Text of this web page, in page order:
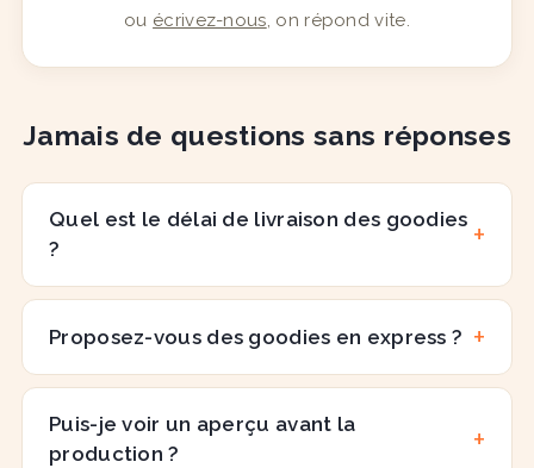
ou écrivez-nous, on répond vite.
Jamais de questions sans réponses
Quel est le délai de livraison des goodies
?
Proposez-vous des goodies en express ?
Puis-je voir un aperçu avant la
production ?